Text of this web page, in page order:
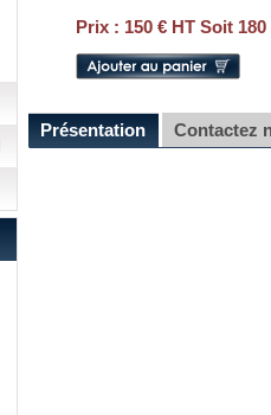
Prix : 150 € HT Soit 180
Présentation Contactez